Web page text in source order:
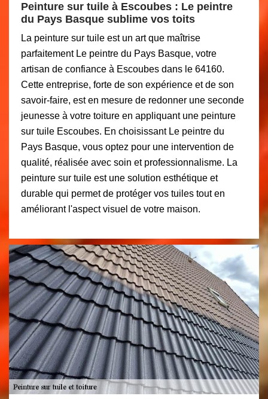
Peinture sur tuile à Escoubes : Le peintre
du Pays Basque sublime vos toits
La peinture sur tuile est un art que maîtrise
parfaitement Le peintre du Pays Basque, votre
artisan de confiance à Escoubes dans le 64160.
Cette entreprise, forte de son expérience et de son
savoir-faire, est en mesure de redonner une seconde
jeunesse à votre toiture en appliquant une peinture
sur tuile Escoubes. En choisissant Le peintre du
Pays Basque, vous optez pour une intervention de
qualité, réalisée avec soin et professionnalisme. La
peinture sur tuile est une solution esthétique et
durable qui permet de protéger vos tuiles tout en
améliorant l'aspect visuel de votre maison.